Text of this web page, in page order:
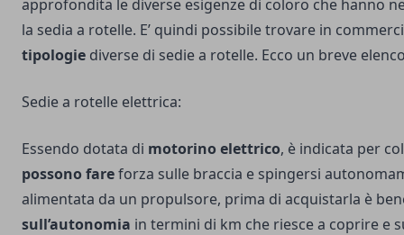
approfondita le diverse esigenze di coloro che hanno
la sedia a rotelle. E’ quindi possibile trovare in
tipologie diverse di sedie a rotelle. Ecco un breve
Sedie a rotelle elettrica:
Essendo dotata di motorino elettrico, è indicata per
possono fareforza sulle braccia e spingersi
alimentata da un propulsore, prima di acquistarla è
sull’autonomia in termini di km che riesce a coprire e